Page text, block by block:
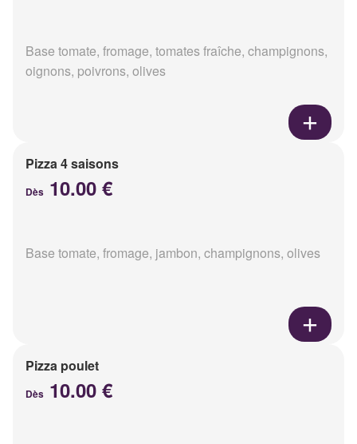
Base tomate, fromage, tomates fraîche, champignons,
oignons, poivrons, olives
Pizza 4 saisons
Dès 10.00 €
Base tomate, fromage, jambon, champignons, olives
Pizza poulet
Dès 10.00 €